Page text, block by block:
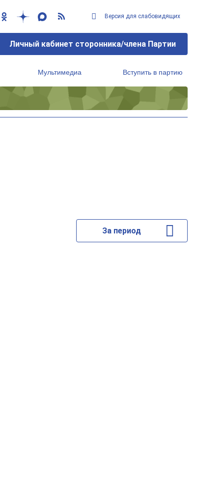
Версия для слабовидящих
Личный кабинет сторонника/члена Партии
Мультимедиа Вступить в партию
За период